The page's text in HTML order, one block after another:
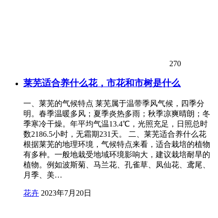
270
莱芜适合养什么花，市花和市树是什么
一、莱芜的气候特点 莱芜属于温带季风气候，四季分
明。春季温暖多风；夏季炎热多雨；秋季凉爽晴朗；冬
季寒冷干燥。年平均气温13.4℃，光照充足，日照总时
数2186.5小时，无霜期231天。 二、莱芜适合养什么花
根据莱芜的地理环境，气候特点来看，适合栽培的植物
有多种。一般地栽受地域环境影响大，建议栽培耐旱的
植物。例如波斯菊、马兰花、孔雀草、凤仙花、鸢尾、
月季、美…
花卉 2023年7月20日